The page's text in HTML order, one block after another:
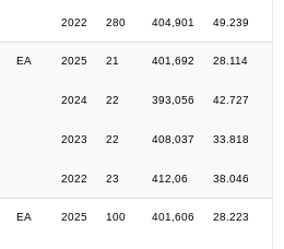
2022 280 404,901 49.239
EA 2025
2024
2023
2022
21
22
22
23
401,692
393,056
408,037
412,06
28.114
42.727
33.818
38.046
EA 2025 100 401,606 28.223